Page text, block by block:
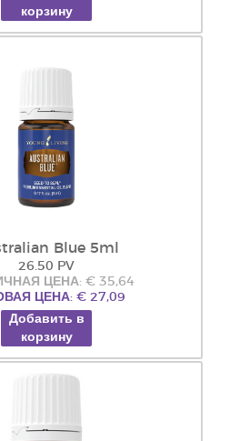
корзину
Blue 5ml
26.50 PV
ЦЕНА: € 35,64
ЦЕНА: € 27,09
Добавить в
корзину